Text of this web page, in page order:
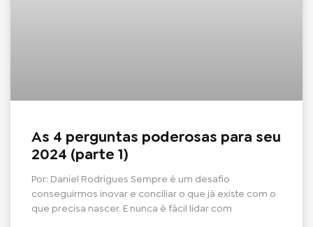
As 4 perguntas poderosas para seu
2024 (parte 1)
Por: Daniel Rodrigues Sempre é um desafio
conseguirmos inovar e conciliar o que já existe com o
que precisa nascer. E nunca é fácil lidar com